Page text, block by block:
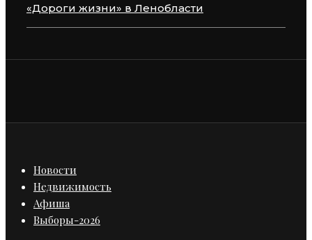
«Дороги жизни» в Ленобласти
Новости
Недвижимость
Афиша
Выборы-2026